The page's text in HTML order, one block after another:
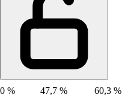
0 % 47,7 % 60,3 %